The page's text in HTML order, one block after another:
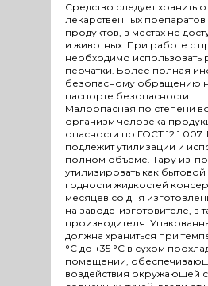
Средство следует хранить
лекарственных
продуктов, в местах не
и животных. При работе с
необходимо использовать
перчатки. Более полная
безопасному обращению
паспорте безопасности.
Малоопасная по степени
организм человека
опасности по ГОСТ 12.1.007.
подлежит утилизации и
полном объеме. Тару из-
утилизировать как
годности жидкостей
месяцев со дня
на заводе-изготовителе, в
производителя.
должна храниться при
°С до +35 °С в сухом
помещении,
воздействия окружающей